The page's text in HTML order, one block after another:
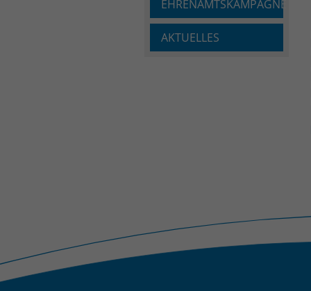
EHRENAMTSKAMPAGNE
AKTUELLES